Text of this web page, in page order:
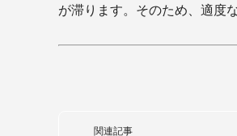
が滞ります。そのため、適度
関連記事